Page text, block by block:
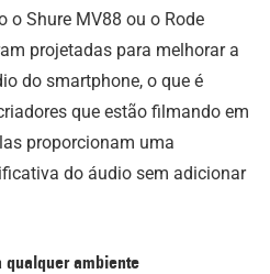
o Shure MV88 ou o Rode
projetadas para melhorar a
do smartphone, o que é
que estão filmando em
proporcionam uma
do áudio sem adicionar
ambiente